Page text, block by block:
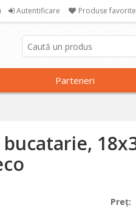
Autentificare Produse favorite
Parteneri
Preţ: